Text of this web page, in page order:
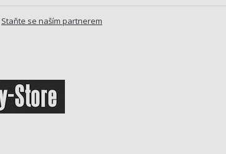
Staňte se naším partnerem